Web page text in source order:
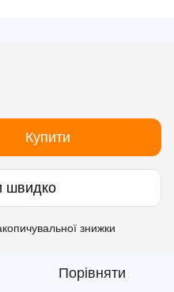
Купити
швидко
знижки
Порівняти